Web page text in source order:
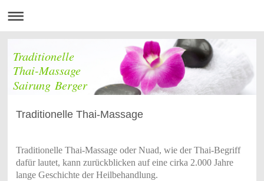
Traditionelle
Thai-Massage
Sairung Berger
Traditionelle Thai-Massage
Traditionelle Thai-Massage oder Nuad, wie der Thai-Begriff
dafür lautet, kann zurückblicken auf eine cirka 2.000 Jahre
lange Geschichte der Heilbehandlung.